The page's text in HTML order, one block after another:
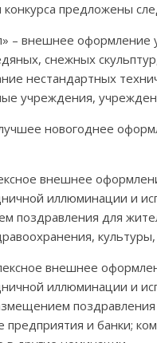
конкурса предложены
– внешнее
снежных
нестандартных
учреждения,
новогоднее
внешнее
иллюминации и
поздравления для
культуры,
внешнее
иллюминации и
поздравления
и банки;